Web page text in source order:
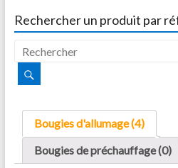
Rechercher un produit par
Bougies d'allumage (4)
Bougies de préchauffage (0)